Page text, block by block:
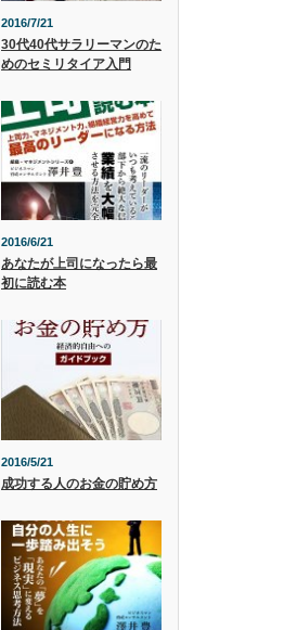
2016/7/21
30代40代サラリーマンのた
めのセミリタイア入門
2016/6/21
あなたが上司になったら最
初に読む本
2016/5/21
成功する人のお金の貯め方